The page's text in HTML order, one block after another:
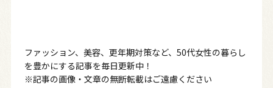
ファッション、美容、更年期対策など、50代女性の暮らし
を豊かにする記事を毎日更新中！
※記事の画像・文章の無断転載はご遠慮ください